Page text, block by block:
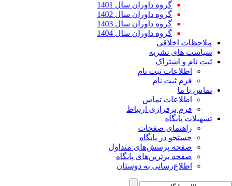
گروه داوران سال 1401
گروه داوران سال 1402
گروه داوران سال 1403
گروه داوران سال 1404
ملاحظات اخلاقی
سیاست های نشریه
ثبت نام و اشتراک
اطلاعات ثبت نام
فرم ثبت نام
تماس با ما
اطلاعات تماس
فرم برقراری ارتباط
تسهیلات پایگاه
راهنمای صفحات
جستجو در پایگاه
صفحه پرسش‌های متداول
صفحه برترین‌های پایگاه
اطلاع‌رسانی به دوستان